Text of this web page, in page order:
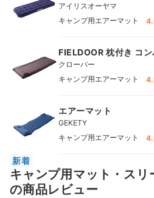
アイリスオーヤマ
キャンプ用エアーマット
FIELDOOR 枕付き コ
クローバー
キャンプ用エアーマット
エアーマット
GEKETY
キャンプ用エアーマット
新着
キャンプ用マット・ス
の商品レビュー